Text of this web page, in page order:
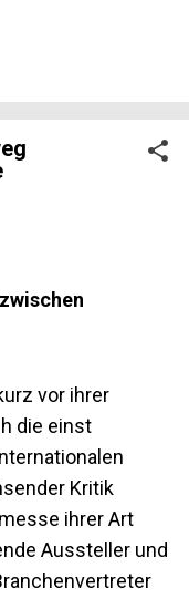
Stalaktiten,
in der Höhle
in Grotta"
dem Projekt
für den
vor ihrer
die einst
Kritik
ihrer Art
Aussteller und